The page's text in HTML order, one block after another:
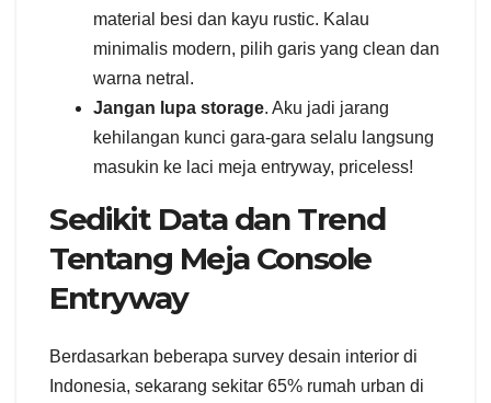
material besi dan kayu rustic. Kalau
minimalis modern, pilih garis yang clean dan
warna netral.
Jangan lupa storage. Aku jadi jarang
kehilangan kunci gara-gara selalu langsung
masukin ke laci meja entryway, priceless!
Sedikit Data dan Trend
Tentang Meja Console
Entryway
Berdasarkan beberapa survey desain interior di
Indonesia, sekarang sekitar 65% rumah urban di